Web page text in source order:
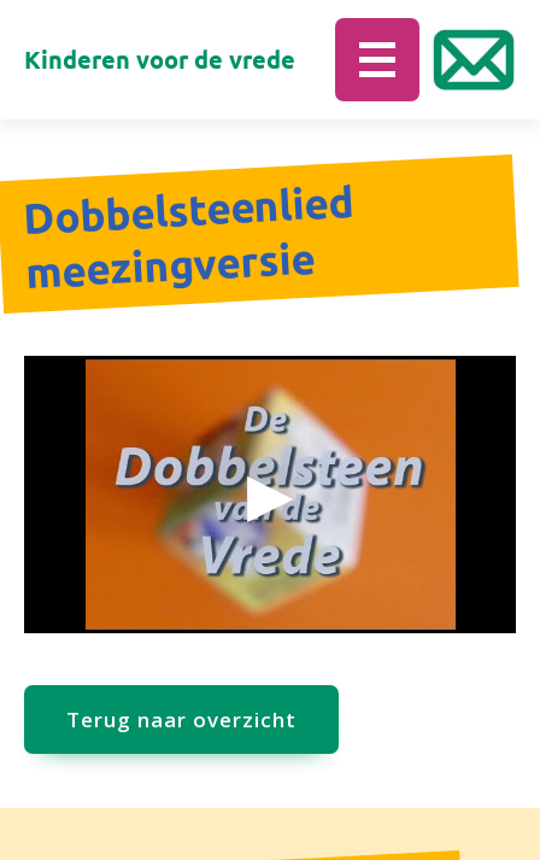
Kinderen voor de vrede
Dobbelsteenlied
meezingversie
Terug naar overzicht